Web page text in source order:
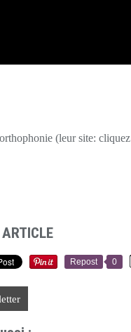
(leur site: cliquez
Repost 0